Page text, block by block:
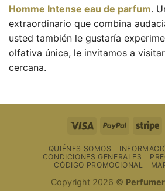
Homme Intense eau de parfum.
extraordinario que combina
usted también le gustaría
olfativa única, le invitamos a
cercana.
Visa PayPal
QUIÉNES SOMOS
CONDICIONES GENERALES
CÓDIGO PROMOCIONAL
Copyright 2026 ©